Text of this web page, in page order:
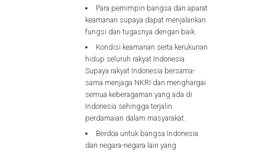
Para pemimpin bangsa dan aparat
keamanan supaya dapat menjalankan
fungsi dan tugasnya dengan baik.
Kondisi keamanan serta kerukunan
hidup seluruh rakyat Indonesia.
Supaya rakyat Indonesia bersama-
sama menjaga NKRI dan menghargai
semua keberagaman yang ada di
Indonesia sehingga terjalin
perdamaian dalam masyarakat.
Berdoa untuk bangsa Indonesia
dan negara-negara lain yang